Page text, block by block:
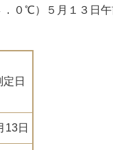
０℃）５月１３日午
定日
13日